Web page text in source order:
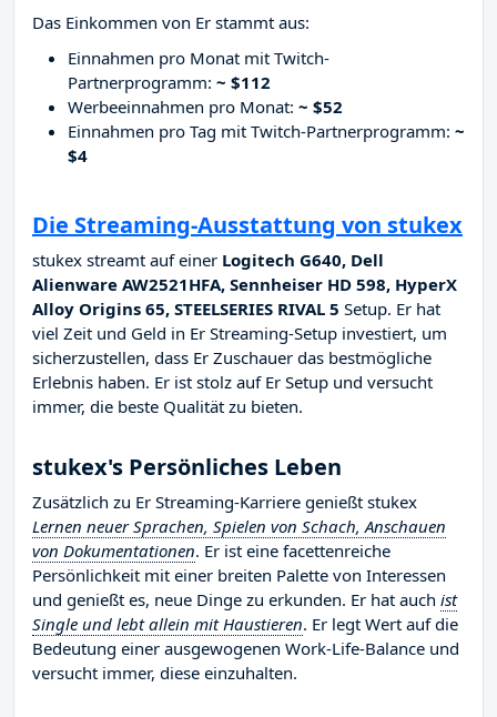
Das Einkommen von Er stammt aus:
Einnahmen pro Monat mit Twitch-
Partnerprogramm: ~ $112
Werbeeinnahmen pro Monat: ~ $52
Einnahmen pro Tag mit Twitch-Partnerprogramm: ~
$4
Die Streaming-Ausstattung von stukex
stukex streamt auf einer Logitech G640, Dell
Alienware AW2521HFA, Sennheiser HD 598, HyperX
Alloy Origins 65, STEELSERIES RIVAL 5 Setup. Er hat
viel Zeit und Geld in Er Streaming-Setup investiert, um
sicherzustellen, dass Er Zuschauer das bestmögliche
Erlebnis haben. Er ist stolz auf Er Setup und versucht
immer, die beste Qualität zu bieten.
stukex's Persönliches Leben
Zusätzlich zu Er Streaming-Karriere genießt stukex
Lernen neuer Sprachen, Spielen von Schach, Anschauen
von Dokumentationen. Er ist eine facettenreiche
Persönlichkeit mit einer breiten Palette von Interessen
und genießt es, neue Dinge zu erkunden. Er hat auch ist
Single und lebt allein mit Haustieren. Er legt Wert auf die
Bedeutung einer ausgewogenen Work-Life-Balance und
versucht immer, diese einzuhalten.